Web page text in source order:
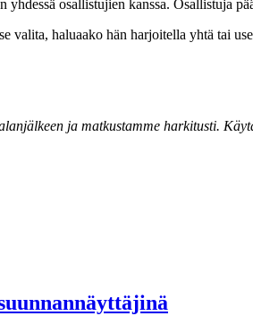
osallistujien kanssa. Osallistuja
haluaako hän harjoitella yhtä tai
ja matkustamme harkitusti.